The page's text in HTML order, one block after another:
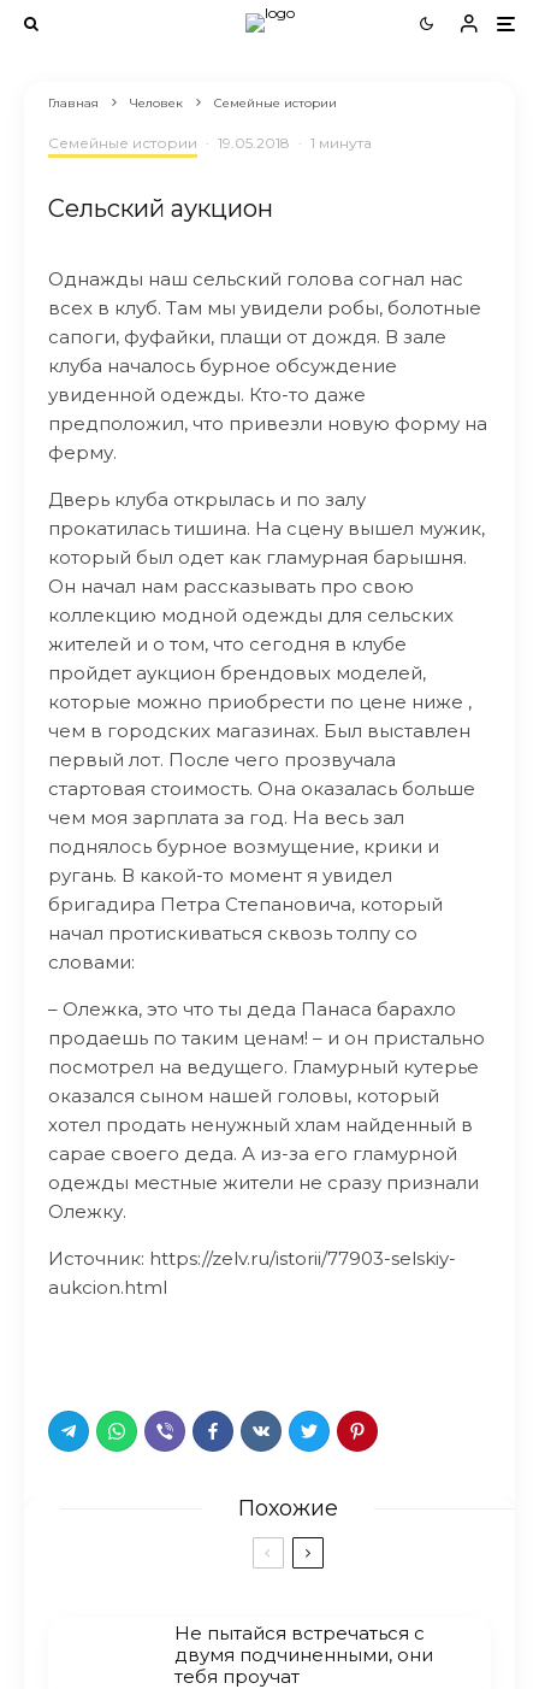
Главная Человек Семейные истории
Семейные истории · 19.05.2018 · 1 минута
Сельский аукцион
Однажды наш сельский голова согнал нас
всех в клуб. Там мы увидели робы, болотные
сапоги, фуфайки, плащи от дождя. В зале
клуба началось бурное обсуждение
увиденной одежды. Кто-то даже
предположил, что привезли новую форму на
ферму.
Дверь клуба открылась и по залу
прокатилась тишина. На сцену вышел мужик,
который был одет как гламурная барышня.
Он начал нам рассказывать про свою
коллекцию модной одежды для сельских
жителей и о том, что сегодня в клубе
пройдет аукцион брендовых моделей,
которые можно приобрести по цене ниже ,
чем в городских магазинах. Был выставлен
первый лот. После чего прозвучала
стартовая стоимость. Она оказалась больше
чем моя зарплата за год. На весь зал
поднялось бурное возмущение, крики и
ругань. В какой-то момент я увидел
бригадира Петра Степановича, который
начал протискиваться сквозь толпу со
словами:
– Олежка, это что ты деда Панаса барахло
продаешь по таким ценам! – и он пристально
посмотрел на ведущего. Гламурный кутерье
оказался сыном нашей головы, который
хотел продать ненужный хлам найденный в
сарае своего деда. А из-за его гламурной
одежды местные жители не сразу признали
Олежку.
Источник: https://zelv.ru/istorii/77903-selskiy-
aukcion.html
Похожие
Не пытайся встречаться с
двумя подчиненными, они
тебя проучат